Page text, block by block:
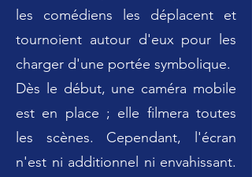
les comédiens les déplacent et
tournoient autour d'eux pour les
charger d'une portée symbolique.
Dès le début, une caméra mobile
est en place ; elle filmera toutes
les scènes. Cependant, l'écran
n'est ni additionnel ni envahissant.